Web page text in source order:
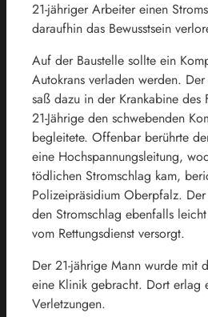
21-jähriger Arbeiter einen
daraufhin das Bewusstsein
Auf der Baustelle sollte ein
Autokrans verladen werden.
saß dazu in der Krankabine des
21-Jährige den schwebenden
begleitete. Offenbar berührte
eine Hochspannungsleitung,
tödlichen Stromschlag kam,
Polizeipräsidium Oberpfalz.
den Stromschlag ebenfalls
vom Rettungsdienst versorgt.
Der 21-jährige Mann wurde mit
eine Klinik gebracht. Dort erlag
Verletzungen.